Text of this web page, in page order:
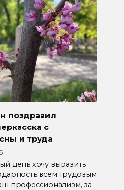
поздравил
с
и труда
день хочу выразить
всем трудовым
профессионализм, за